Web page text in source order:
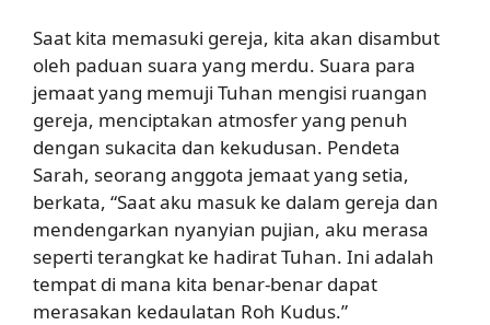
Saat kita memasuki gereja, kita akan disambut
oleh paduan suara yang merdu. Suara para
jemaat yang memuji Tuhan mengisi ruangan
gereja, menciptakan atmosfer yang penuh
dengan sukacita dan kekudusan. Pendeta
Sarah, seorang anggota jemaat yang setia,
berkata, “Saat aku masuk ke dalam gereja dan
mendengarkan nyanyian pujian, aku merasa
seperti terangkat ke hadirat Tuhan. Ini adalah
tempat di mana kita benar-benar dapat
merasakan kedaulatan Roh Kudus.”